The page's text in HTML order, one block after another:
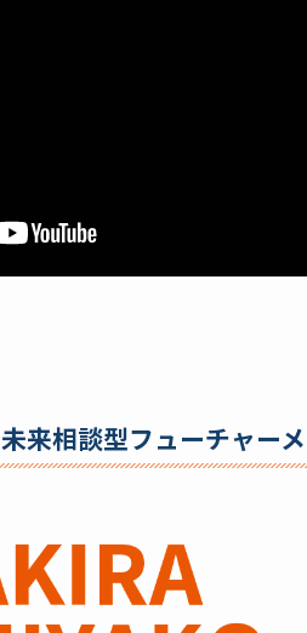
未来相談型フューチャー